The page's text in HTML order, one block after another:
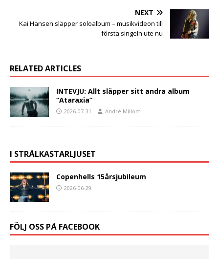
NEXT
Kai Hansen släpper soloalbum – musikvideon till
första singeln ute nu
RELATED ARTICLES
INTEVJU: Allt släpper sitt andra album
“Ataraxia”
2026-07-31 André Millom
I STRÅLKASTARLJUSET
Copenhells 15årsjubileum
2026-06-29
FÖLJ OSS PÅ FACEBOOK